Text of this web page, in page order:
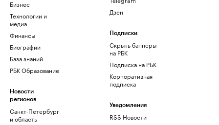
Бизнес
Технологии и
медиа
Финансы
Биографии
База знаний
РБК Образование
Новости
регионов
Санкт-Петербург
и область
Дзен
Подписки
Скрыть баннеры
на РБК
Подписка на РБК
Корпоративная
подписка
Уведомления
RSS Новости